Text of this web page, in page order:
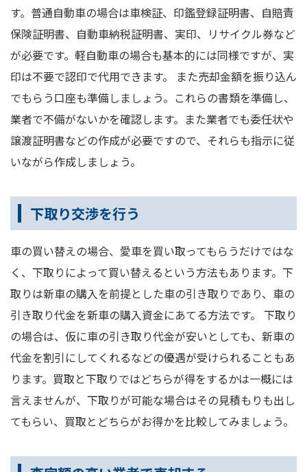
す。普通自動車の場合は車検証、印鑑登録証明書、自賠責
保険証明書、自動車納税証明書、実印、リサイクル券など
が必要です。軽自動車の場合も基本的には同様ですが、実
印は不要で認印で代用できます。 また売却金額を振り込ん
でもらう口座も準備しましょう。これらの書類を準備し、
業者で不備がないかを確認します。また業者でも委任状や
譲渡証明書などの作成が必要ですので、それらも指示に従
いながら作成しましょう。
下取り交渉を行う
車の買い替えの場合、愛車を買い取ってもらうだけではな
く、下取りによって買い替えるという方法もあります。下
取りは新車の購入を前提とした車の引き取りであり、車の
引き取り代金を新車の購入資金にあてる方法です。 下取り
の場合は、仮に車の引き取り代金が安いとしても、新車の
代金を割引にしてくれるなどの優遇が受けられることもあ
ります。買取と下取りではどちらが得をするかは一概には
言えませんが、下取りが可能な場合はその見積もりも出し
てもらい、買取とどちらがお得かを比較してみましょう。